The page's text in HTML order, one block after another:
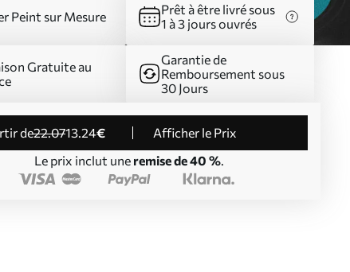
Peint sur Mesure
Prêt à être livré sous
1 à 3 jours ouvrés
Gratuite au
Garantie de
Remboursement sous
30 Jours
de22.0713 .24€
Afficher le Prix
Le prix inclut une remise de 40 %